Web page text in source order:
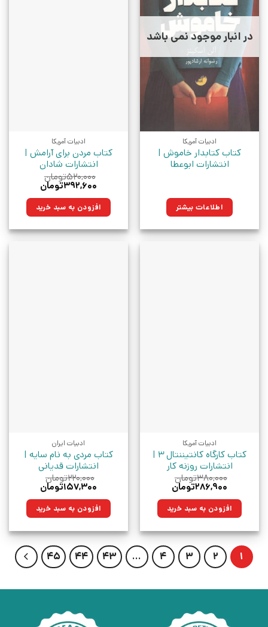
در انبار موجود نمی باشد
ادبیات آمریکا
کتاب کتابدار خاموش |
انتشارات ابوعطا
اطلاعات بیشتر
ادبیات آمریکا
کتاب مردن برای آرامش |
انتشارات شادان
۵۲۰,۰۰۰تومان
قیمت
۵۲۰,۰۰۰تومان
بود.
۳۹۲,۶۰۰تومان
۳۹۲,۶۰۰تومان.افزودن به سبد خرید
ادبیات آمریکا
کتاب کارگاه کانتیننتال 3 |
انتشارات روزنه کار
۳۸۰,۰۰۰تومان
قیمت
۳۸۰,۰۰۰تومان
بود.
۲۸۶,۹۰۰تومان
۲۸۶,۹۰۰تومان.افزودن به سبد خرید
ادبیات ایران
کتاب مردی به نام سایه |
انتشارات قدیانی
۲۲۰,۰۰۰تومان
قیمت
۲۲۰,۰۰۰تومان
بود.
۱۵۷,۳۰۰تومان
۱۵۷,۳۰۰تومان.افزودن به سبد خرید
1
2
3
4
…
43
44
45